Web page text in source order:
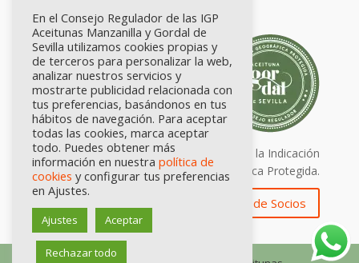
Calidad certificada por Origen. Sellos de la Indicación
Geográfica Protegida.
Zona de Socios
En el Consejo Regulador de las IGP
Aceitunas Manzanilla y Gordal de
Sevilla utilizamos cookies propias y
de terceros para personalizar la web,
analizar nuestros servicios y
mostrarte publicidad relacionada con
tus preferencias, basándonos en tus
hábitos de navegación. Para aceptar
todas las cookies, marca aceptar
todo. Puedes obtener más
información en nuestra política de
cookies y configurar tus preferencias
en Ajustes.
Ajustes Aceptar
Rechazar todo